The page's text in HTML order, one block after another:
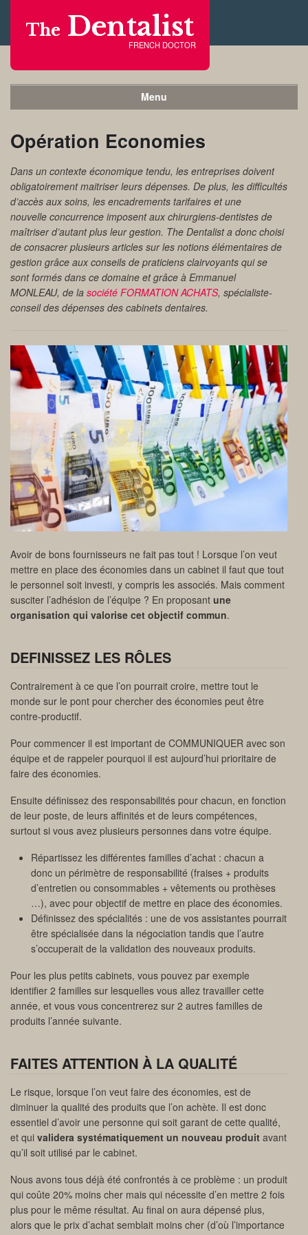
The Dentalist
FRENCH DOCTOR
Menu
Opération Economies
Dans un contexte économique tendu, les entreprises doivent
obligatoirement maitriser leurs dépenses. De plus, les difficultés
d’accès aux soins, les encadrements tarifaires et une
nouvelle concurrence imposent aux chirurgiens-dentistes de
maîtriser d’autant plus leur gestion. The Dentalist a donc choisi
de consacrer plusieurs articles sur les notions élémentaires de
gestion grâce aux conseils de praticiens clairvoyants qui se
sont formés dans ce domaine et grâce à Emmanuel
MONLEAU, de la société FORMATION ACHATS, spécialiste-
conseil des dépenses des cabinets dentaires.
Avoir de bons fournisseurs ne fait pas tout ! Lorsque l’on veut
mettre en place des économies dans un cabinet il faut que tout
le personnel soit investi, y compris les associés. Mais comment
susciter l’adhésion de l’équipe ? En proposant une
organisation qui valorise cet objectif commun.
DEFINISSEZ LES RÔLES
Contrairement à ce que l’on pourrait croire, mettre tout le
monde sur le pont pour chercher des économies peut être
contre-productif.
Pour commencer il est important de COMMUNIQUER avec son
équipe et de rappeler pourquoi il est aujourd’hui prioritaire de
faire des économies.
Ensuite définissez des responsabilités pour chacun, en fonction
de leur poste, de leurs affinités et de leurs compétences,
surtout si vous avez plusieurs personnes dans votre équipe.
Répartissez les différentes familles d’achat : chacun a
donc un périmètre de responsabilité (fraises + produits
d’entretien ou consommables + vêtements ou prothèses
…), avec pour objectif de mettre en place des économies.
Définissez des spécialités : une de vos assistantes pourrait
être spécialisée dans la négociation tandis que l’autre
s’occuperait de la validation des nouveaux produits.
Pour les plus petits cabinets, vous pouvez par exemple
identifier 2 familles sur lesquelles vous allez travailler cette
année, et vous vous concentrerez sur 2 autres familles de
produits l’année suivante.
FAITES ATTENTION À LA QUALITÉ
Le risque, lorsque l’on veut faire des économies, est de
diminuer la qualité des produits que l’on achète. Il est donc
essentiel d’avoir une personne qui soit garant de cette qualité,
et qui validera systématiquement un nouveau produit avant
qu’il soit utilisé par le cabinet.
Nous avons tous déjà été confrontés à ce problème : un produit
qui coûte 20% moins cher mais qui nécessite d’en mettre 2 fois
plus pour le même résultat. Au final on aura dépensé plus,
alors que le prix d’achat semblait moins cher (d’où l’importance